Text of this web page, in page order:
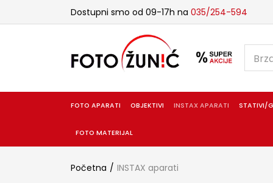
Dostupni smo od 09-17h na 035/254-594
FOTO APARATI OBJEKTIVI INSTAX APARATI STATIVI/
FOTO MATERIJAL
Početna INSTAX aparati